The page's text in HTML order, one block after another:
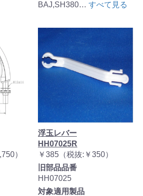
BAJ,SH380… すべて見る
）
浮玉レバー
HH07025R
￥385（税抜:￥350）
旧部品品番
HH07025
対象適用製品